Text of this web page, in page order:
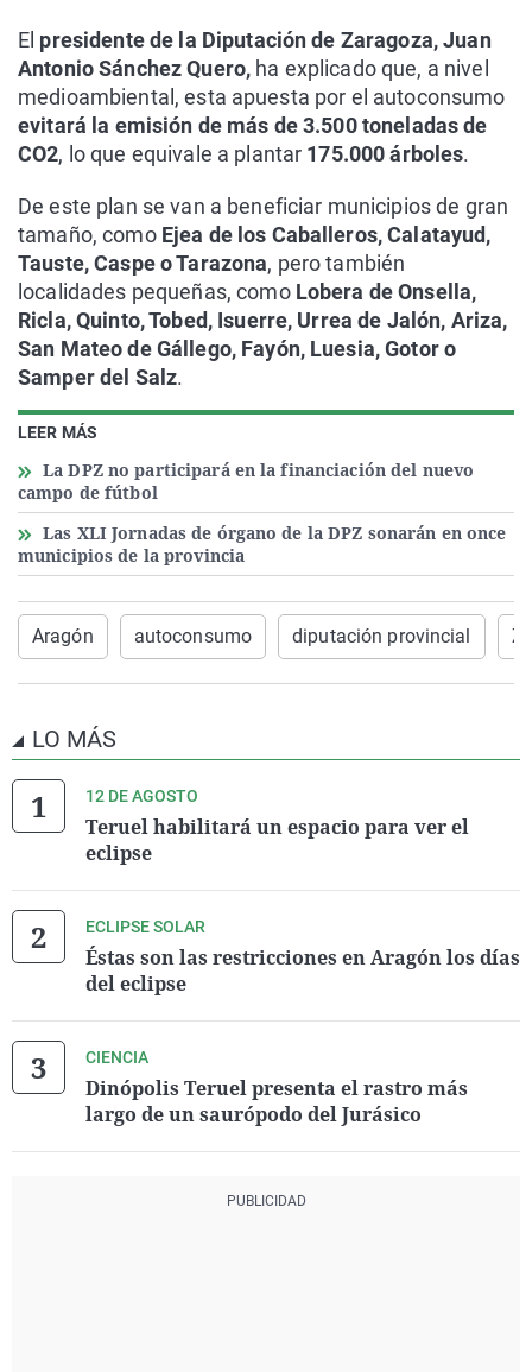
LEER MÁS
La DPZ no participará en la financiación del nuevo
campo de fútbol
Las XLI Jornadas de órgano de la DPZ sonarán en once
municipios de la provincia
El presidente de la Diputación de Zaragoza, Juan
Antonio Sánchez Quero, ha explicado que, a nivel
medioambiental, esta apuesta por el autoconsumo
evitará la emisión de más de 3.500 toneladas de
CO2, lo que equivale a plantar 175.000 árboles.
De este plan se van a beneficiar municipios de gran
tamaño, como Ejea de los Caballeros, Calatayud,
Tauste, Caspe o Tarazona, pero también
localidades pequeñas, como Lobera de Onsella,
Ricla, Quinto, Tobed, Isuerre, Urrea de Jalón, Ariza,
San Mateo de Gállego, Fayón, Luesia, Gotor o
Samper del Salz.
Aragón autoconsumo diputación provincial
LO MÁS
12 DE AGOSTO
Teruel habilitará un espacio para ver el
eclipse
ECLIPSE SOLAR
Éstas son las restricciones en Aragón los días
del eclipse
CIENCIA
Dinópolis Teruel presenta el rastro más
largo de un saurópodo del Jurásico